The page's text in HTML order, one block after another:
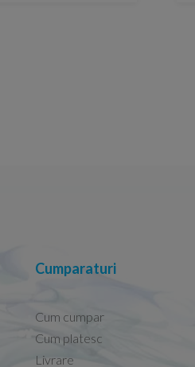
Cumparaturi
Cum cumpar
Cum platesc
Livrare